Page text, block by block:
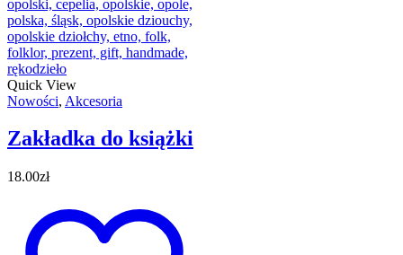
Quick View
Nowości, Akcesoria
Zakładka do książki
18.00zł